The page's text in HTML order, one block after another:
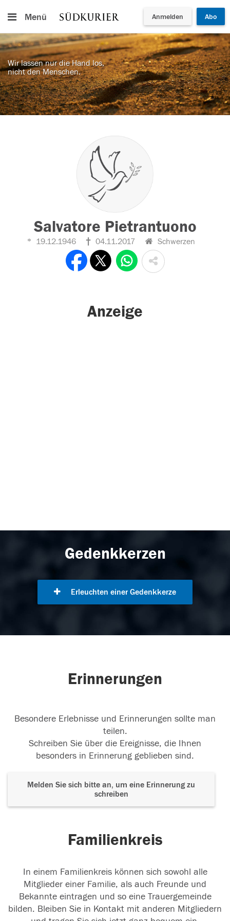
Menü Anmelden Abo
Wir lassen nur die Hand los,
nicht den Menschen.
Salvatore Pietrantuono
19.12.1946 04.11.2017 Schwerzen
Anzeige
Gedenkkerzen
Erleuchten einer Gedenkkerze
Erinnerungen
Besondere Erlebnisse und Erinnerungen sollte man
teilen.
Schreiben Sie über die Ereignisse, die Ihnen
besonders in Erinnerung geblieben sind.
Melden Sie sich bitte an, um eine Erinnerung zu
schreiben
Familienkreis
In einem Familienkreis können sich sowohl alle
Mitglieder einer Familie, als auch Freunde und
Bekannte eintragen und so eine Trauergemeinde
bilden. Bleiben Sie in Kontakt mit anderen Mitgliedern